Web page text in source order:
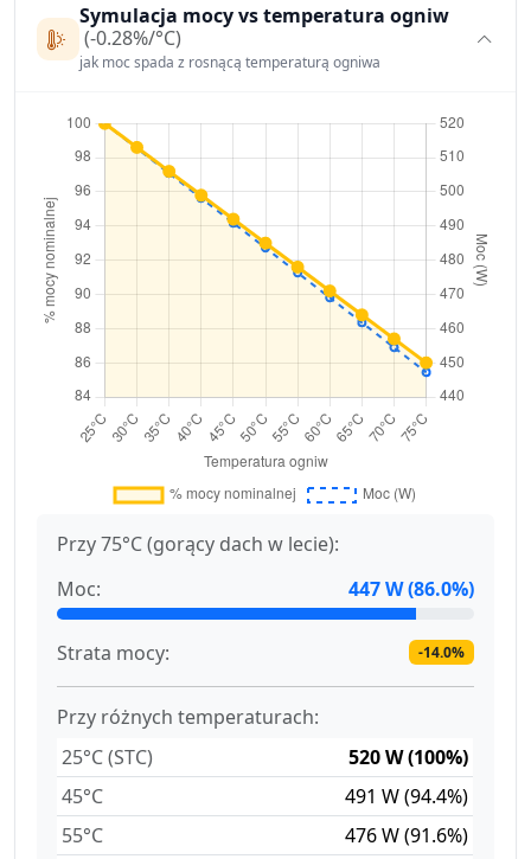
Symulacja mocy vs temperatura ogniw
(-0.28%/°C)
jak moc spada z rosnącą temperaturą ogniwa
Przy 75°C (gorący dach w lecie):
Moc:
447 W (86.0%)
Strata mocy: -14.0%
Przy różnych temperaturach:
25°C (STC)
520 W (100%)
45°C
491 W (94.4%)
55°C
476 W (91.6%)